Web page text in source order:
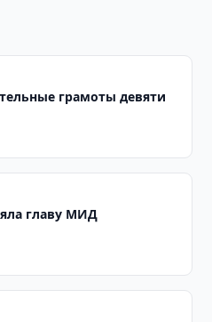
грамоты девяти
главу МИД